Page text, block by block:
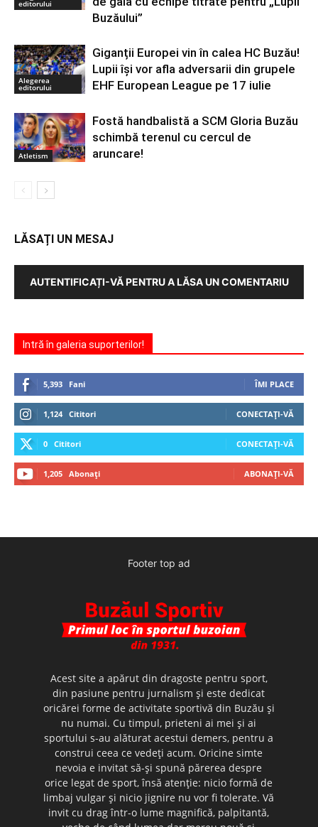
editorului
Buzăului”
Alegerea
editorului
Giganții Europei vin în calea HC Buzău!
Lupii își vor afla adversarii din grupele
EHF European League pe 17 iulie
Atletism
Fostă handbalistă a SCM Gloria Buzău
schimbă terenul cu cercul de
aruncare!
LĂSAȚI UN MESAJ
AUTENTIFICAȚI-VĂ PENTRU A LĂSA UN COMENTARIU
Intră în galeria suporterilor!
5,393 Fani ÎMI PLACE
1,124 Cititori CONECTAȚI-VĂ
0 Cititori CONECTAȚI-VĂ
1,205 Abonați ABONAȚI-VĂ
Footer top ad
Acest site a apărut din dragoste pentru sport,
din pasiune pentru jurnalism şi este dedicat
oricărei forme de activitate sportivă din Buzău şi
nu numai. Cu timpul, prieteni ai mei şi ai
sportului s-au alăturat acestui demers, pentru a
construi ceea ce vedeţi acum. Oricine simte
nevoia e invitat să-şi spună părerea despre
orice legat de sport, însă atenţie: nicio formă de
limbaj vulgar şi nicio jignire nu vor fi tolerate. Vă
invit cu drag într-o lume magnifică, palpitantă,